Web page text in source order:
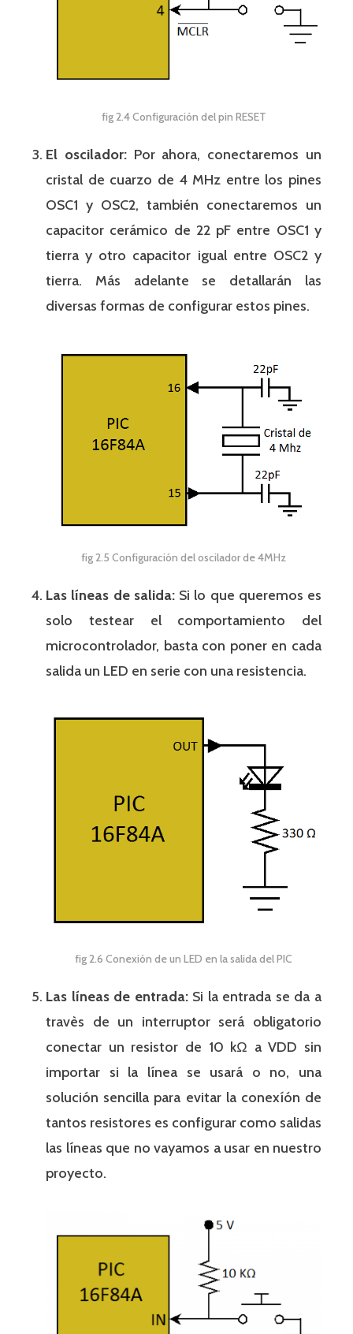
fig 2.4 Configuración del pin RESET
El oscilador: Por ahora, conectaremos un
cristal de cuarzo de 4 MHz entre los pines
OSC1 y OSC2, también conectaremos un
capacitor cerámico de 22 pF entre OSC1 y
tierra y otro capacitor igual entre OSC2 y
tierra. Más adelante se detallarán las
diversas formas de configurar estos pines.
fig 2.5 Configuración del oscilador de 4MHz
Las líneas de salida: Si lo que queremos es
solo testear el comportamiento del
microcontrolador, basta con poner en cada
salida un LED en serie con una resistencia.
fig 2.6 Conexión de un LED en la salida del PIC
Las líneas de entrada: Si la entrada se da a
travès de un interruptor será obligatorio
conectar un resistor de 10 kΩ a VDD sin
importar si la línea se usará o no, una
solución sencilla para evitar la conexíón de
tantos resistores es configurar como salidas
las líneas que no vayamos a usar en nuestro
proyecto.